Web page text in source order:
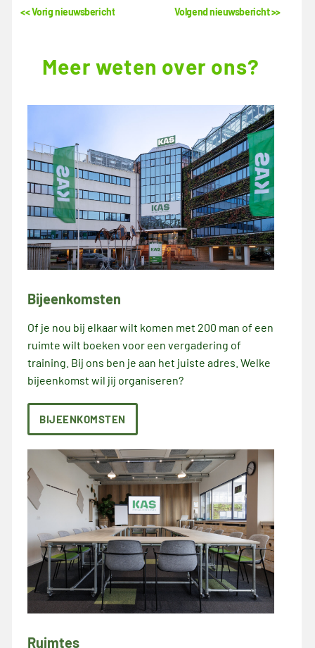
<< Vorig nieuwsbericht Volgend nieuwsbericht >>
Meer weten over ons?
Bijeenkomsten
Of je nou bij elkaar wilt komen met 200 man of een
ruimte wilt boeken voor een vergadering of
training. Bij ons ben je aan het juiste adres. Welke
bijeenkomst wil jij organiseren?
BIJEENKOMSTEN
Ruimtes